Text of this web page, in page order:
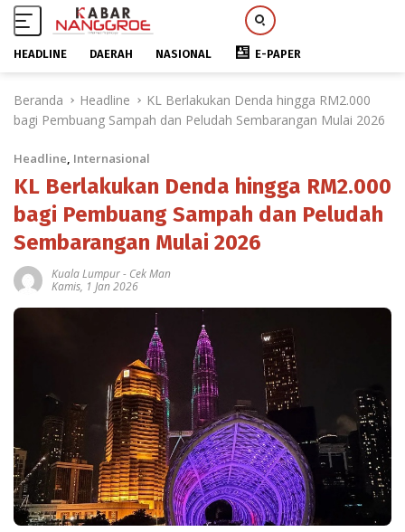
HEADLINE DAERAH NASIONAL E-PAPER
Beranda Headline
KL Berlakukan Denda hingga RM2.000
bagi Pembuang Sampah dan Peludah Sembarangan Mulai 2026
Headline, Internasional
KL Berlakukan Denda hingga RM2.000
bagi Pembuang Sampah dan Peludah
Sembarangan Mulai 2026
Kuala Lumpur- Cek Man
Kamis, 1 Jan 2026